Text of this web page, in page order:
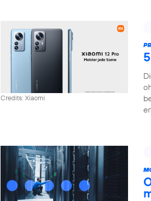
Credits: Xiaomi